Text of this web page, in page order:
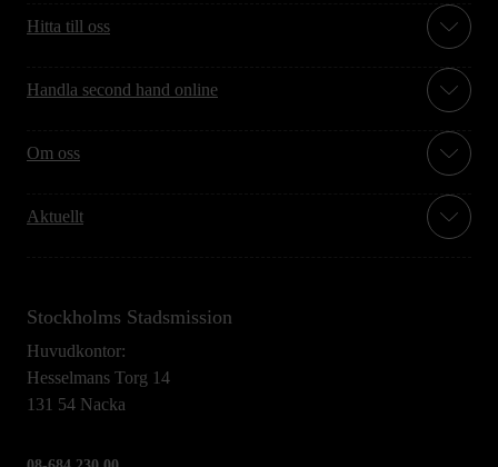
Hitta till oss
Handla second hand online
Om oss
Aktuellt
Stockholms Stadsmission
Huvudkontor:
Hesselmans Torg 14
131 54 Nacka